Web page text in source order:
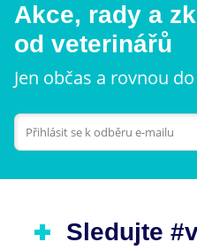
Akce, rady a
od veterinářů
Jen občas a rovnou
Sledujte